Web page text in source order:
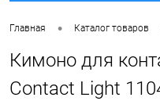
Главная • Каталог товаров
Кимоно для
Contact Light